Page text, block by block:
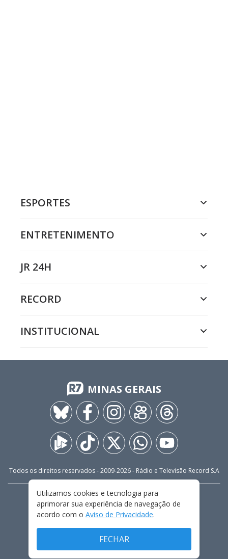
ESPORTES
ENTRETENIMENTO
JR 24H
RECORD
INSTITUCIONAL
MINAS GERAIS
Todos os direitos reservados - 2009-2026- Rádio e Televisão Record S.A
FALE CONOSCO
PRIVACIDADE
TERMOS E CONDIÇÕES DE USO
Utilizamos cookies e tecnologia para
aprimorar sua experiência de navegação de
acordo com o Aviso de Privacidade.
FECHAR